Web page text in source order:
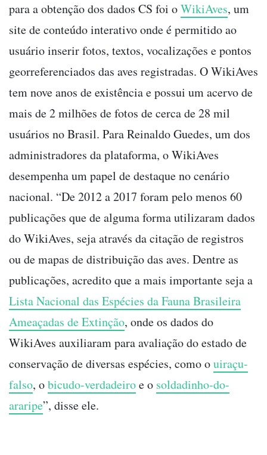
para a obtenção dos dados CS foi oWikiAves, um
site de conteúdo interativo onde é permitido ao
usuário inserir fotos, textos, vocalizações e pontos
georreferenciados das aves registradas. O WikiAves
tem nove anos de existência e possui um acervo de
mais de 2 milhões de fotos de cerca de 28 mil
usuários no Brasil. Para Reinaldo Guedes, um dos
administradores da plataforma, o WikiAves
desempenha um papel de destaque no cenário
nacional. “De 2012 a 2017 foram pelo menos 60
publicações que de alguma forma utilizaram dados
do WikiAves, seja através da citação de registros
ou de mapas de distribuição das aves. Dentre as
publicações, acredito que a mais importante seja a
Lista Nacional das Espécies da Fauna Brasileira
Ameaçadas de Extinção, onde os dados do
WikiAves auxiliaram para avaliação do estado de
conservação de diversas espécies, como ouiraçu-
falso, obicudo-verdadeiroe o soldadinho-do-
araripe”, disse ele.